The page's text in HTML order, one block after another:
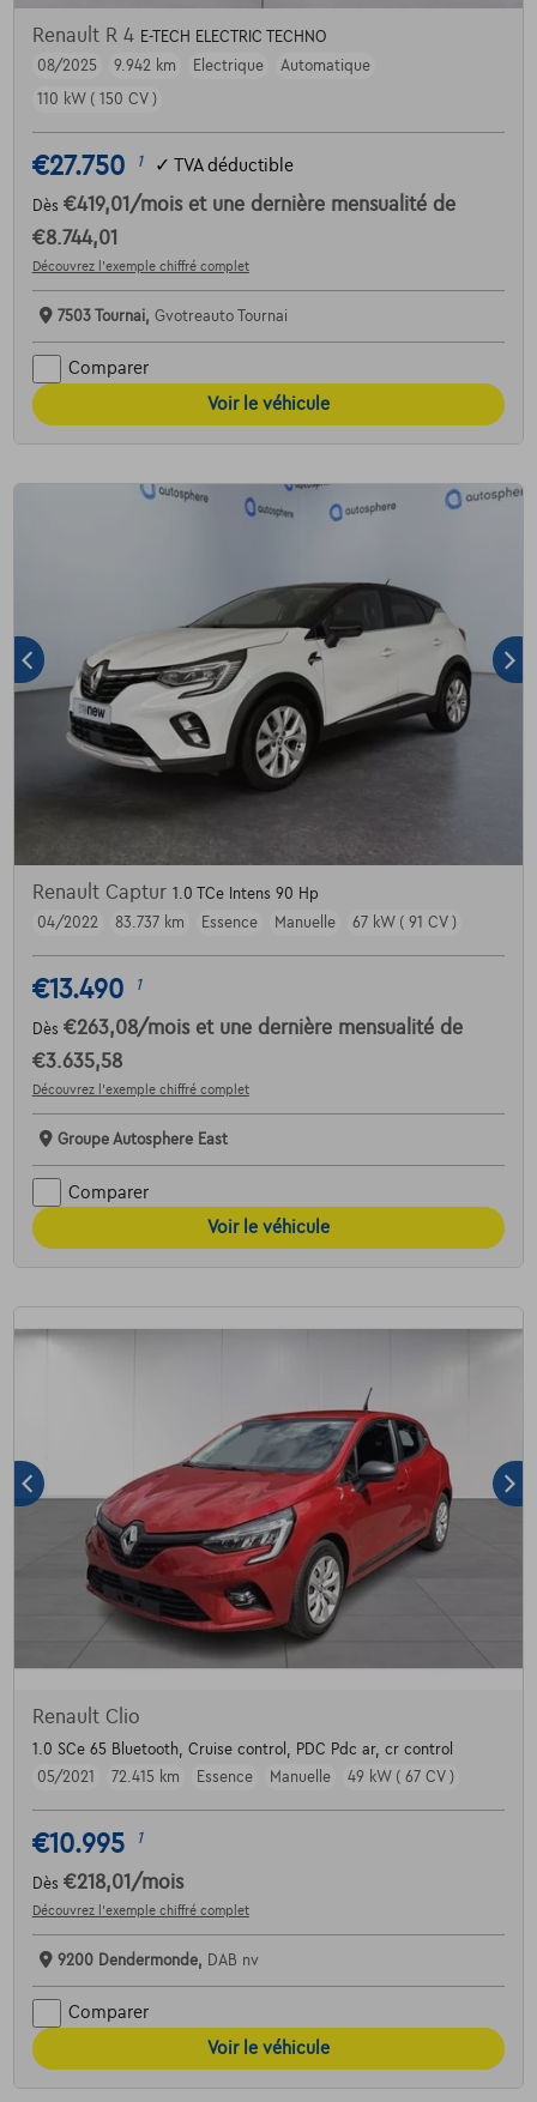
Renault R 4 E-TECH ELECTRIC TECHNO
08/2025
9.942 km Electrique
Automatique
110 kW ( 150 CV )
€27.750 1 ✓ TVA déductible
Dès €419,01 /mois et une dernière mensualité de
€8.744,01
Découvrez l’exemple chiffré complet
7503 Tournai, Gvotreauto Tournai
Comparer
Voir le véhicule
Renault Captur 1.0 TCe Intens 90 Hp
04/2022
83.737 km Essence Manuelle 67 kW ( 91 CV )
€13.490 1
Dès €263,08/mois et une dernière mensualité de
€3.635,58
Découvrez l’exemple chiffré complet
Groupe Autosphere East
Comparer
Voir le véhicule
Renault Clio
1.0 SCe 65 Bluetooth, Cruise control, PDC Pdc ar, cr control
05/2021
72.415 km Essence Manuelle 49 kW ( 67 CV )
€10.995 1
Dès €218,01 /mois
Découvrez l’exemple chiffré complet
9200 Dendermonde, DAB nv
Comparer
Voir le véhicule